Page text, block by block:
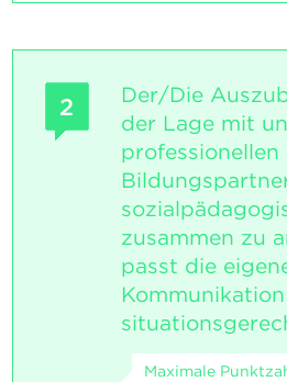
2
Der/Die
der Lage mit
professionellen
zusammen zu
passt die
Kommunikation
Maximale